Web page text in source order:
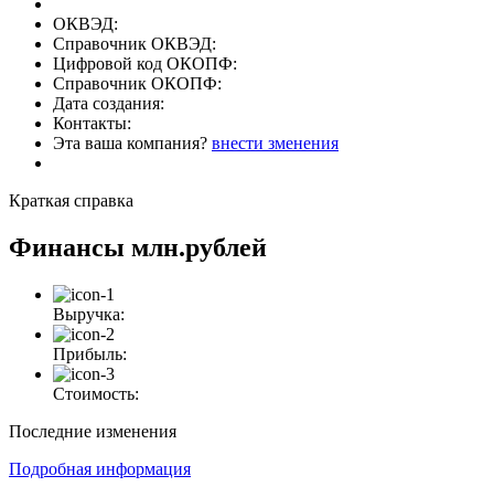
ОКВЭД:
Справочник ОКВЭД:
Цифровой код ОКОПФ:
Справочник ОКОПФ:
Дата создания:
Контакты:
Эта ваша компания? внести зменения
Краткая справка
Финансы млн.рублей
Выручка:
Прибыль:
Стоимость:
Последние изменения
Подробная информация